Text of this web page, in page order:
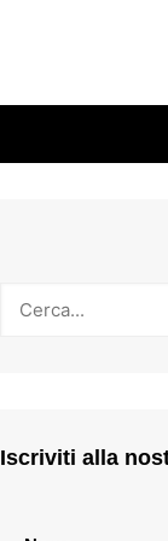
Iscriviti alla